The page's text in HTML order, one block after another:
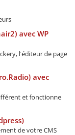
avec WP
l'éditeur de page
avec
et fonctionne
de votre CMS